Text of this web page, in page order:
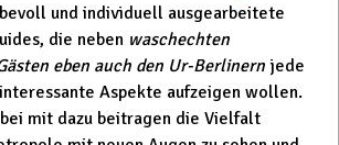
und individuell ausgearbeitete
die neben waschechten
eben auch den Ur-Berlinern jede
Aspekte aufzeigen wollen.
mit dazu beitragen die Vielfalt